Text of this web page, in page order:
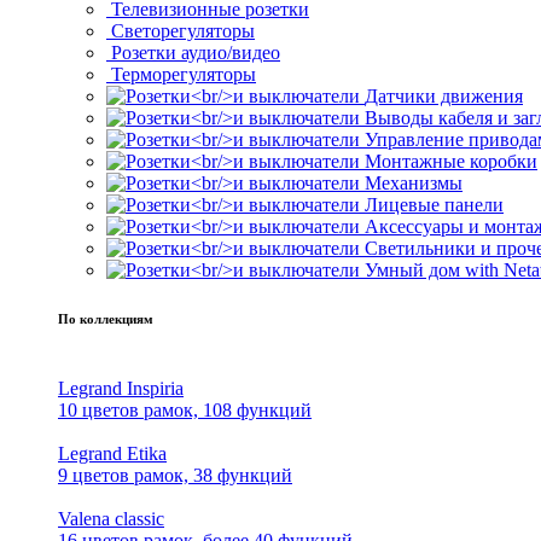
Телевизионные розетки
Светорегуляторы
Розетки аудио/видео
Терморегуляторы
Датчики движения
Выводы кабеля и
Управление
Монтажные коробки
Механизмы
Лицевые панели
Аксессуары и
Светильники и
Умный дом with
По коллекциям
Legrand Inspiria
10 цветов рамок, 108 функций
Legrand Etika
9 цветов рамок, 38 функций
Valena classic